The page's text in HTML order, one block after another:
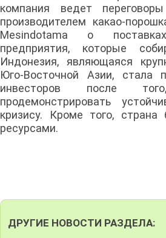
компания ведет
производителем какао-
Mesindotama о
предприятия, которые
Индонезия, являющаяся
Юго-Восточной Азии, стала
инвесторов после
продемонстрировать
кризису. Кроме того, страна
ресурсами.
ДРУГИЕ НОВОСТИ РАЗДЕЛА: